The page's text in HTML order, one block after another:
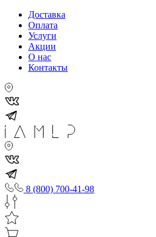
Доставка
Оплата
Услуги
Акции
О нас
Контакты
8 (800) 700-41-98